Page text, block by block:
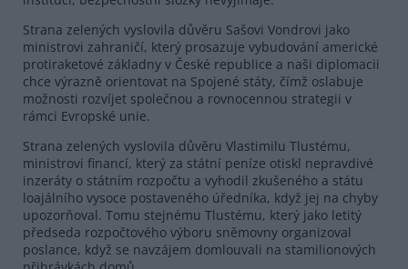
Strana zelených vyslovila důvěru Sašovi Vondrovi jako
ministrovi zahraničí, který prosazuje vybudování americké
protiraketové základny v České republice a naši diplomacii
chce výrazně orientovat na Spojené státy, čímž oslabuje
možnosti rozvíjet společnou a rovnocennou strategii v
rámci Evropské unie.
Strana zelených vyslovila důvěru Vlastimilu Tlustému,
ministrovi financí, který za státní peníze otiskl nepravdivé
inzeráty o státním rozpočtu a vyhodil zkušeného a státu
loajálního vysoce postaveného úředníka, když jej na chyby
upozorňoval. Tomu stejnému Tlustému, který jako letitý
předseda rozpočtového výboru sněmovny organizoval
poslance, když se navzájem domlouvali na stamilionových